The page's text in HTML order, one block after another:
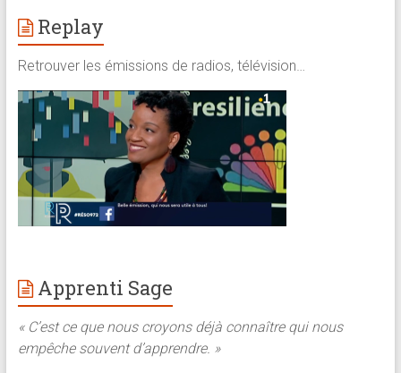
Replay
Retrouver les émissions de radios, télévision…
Apprenti Sage
« C’est ce que nous croyons déjà connaître qui nous
empêche souvent d’apprendre. »